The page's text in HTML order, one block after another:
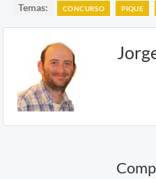
Temas: CONCURSO PIQUE